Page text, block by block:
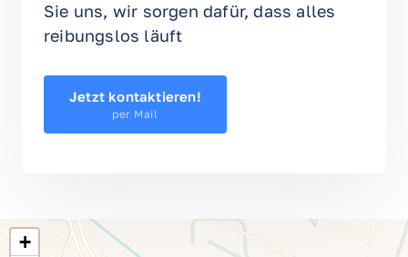
Sie uns, wir sorgen dafür, dass alles
reibungslos läuft
Jetzt kontaktieren!
per Mail
+